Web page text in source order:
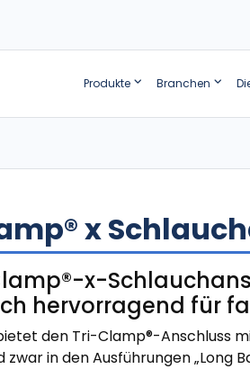
Produkte Branchen
x
x-
hervorragend für
den Tri-Clamp®-Anschluss
zwar in den Ausführungen „Long